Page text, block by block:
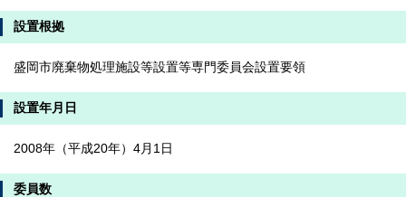
設置根拠
盛岡市廃棄物処理施設等設置等専門委員会設置要領
設置年月日
2008年（平成20年）4月1日
委員数